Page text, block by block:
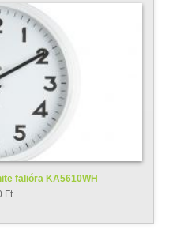
falióra KA5610WH
Ft